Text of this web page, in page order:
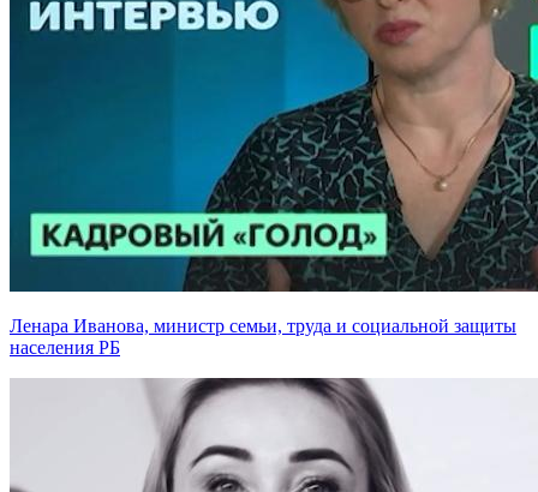
Ленара Иванова, министр семьи, труда и социальной защиты
населения РБ